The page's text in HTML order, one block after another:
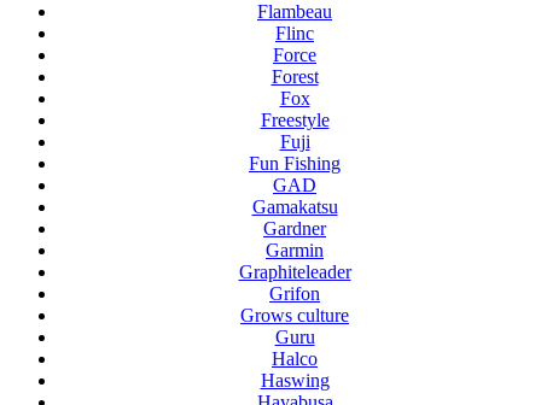
Flambeau
Flinc
Force
Forest
Fox
Freestyle
Fuji
Fun Fishing
GAD
Gamakatsu
Gardner
Garmin
Graphiteleader
Grifon
Grows culture
Guru
Halco
Haswing